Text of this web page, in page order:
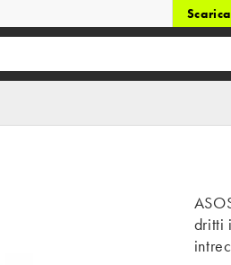
dritti